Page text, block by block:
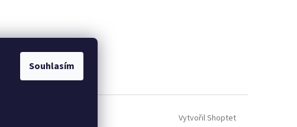
Souhlasím
Vytvořil Shoptet